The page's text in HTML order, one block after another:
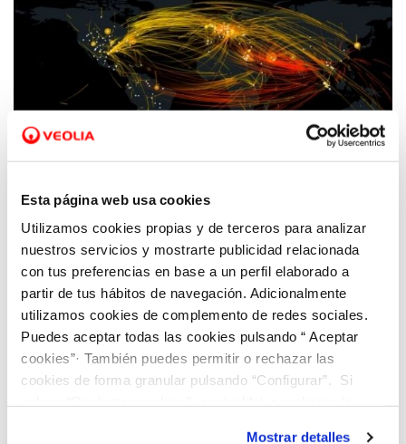
Esta página web usa cookies
Utilizamos cookies propias y de terceros para analizar
nuestros servicios y mostrarte publicidad relacionada
con tus preferencias en base a un perfil elaborado a
partir de tus hábitos de navegación. Adicionalmente
utilizamos cookies de complemento de redes sociales.
Puedes aceptar todas las cookies pulsando “ Aceptar
cookies”· También puedes permitir o rechazar las
cookies de forma granular pulsando “Configurar”. Si
Mostrar detalles
26 OCT 2021
claves para avanzar en ciberseguridad”